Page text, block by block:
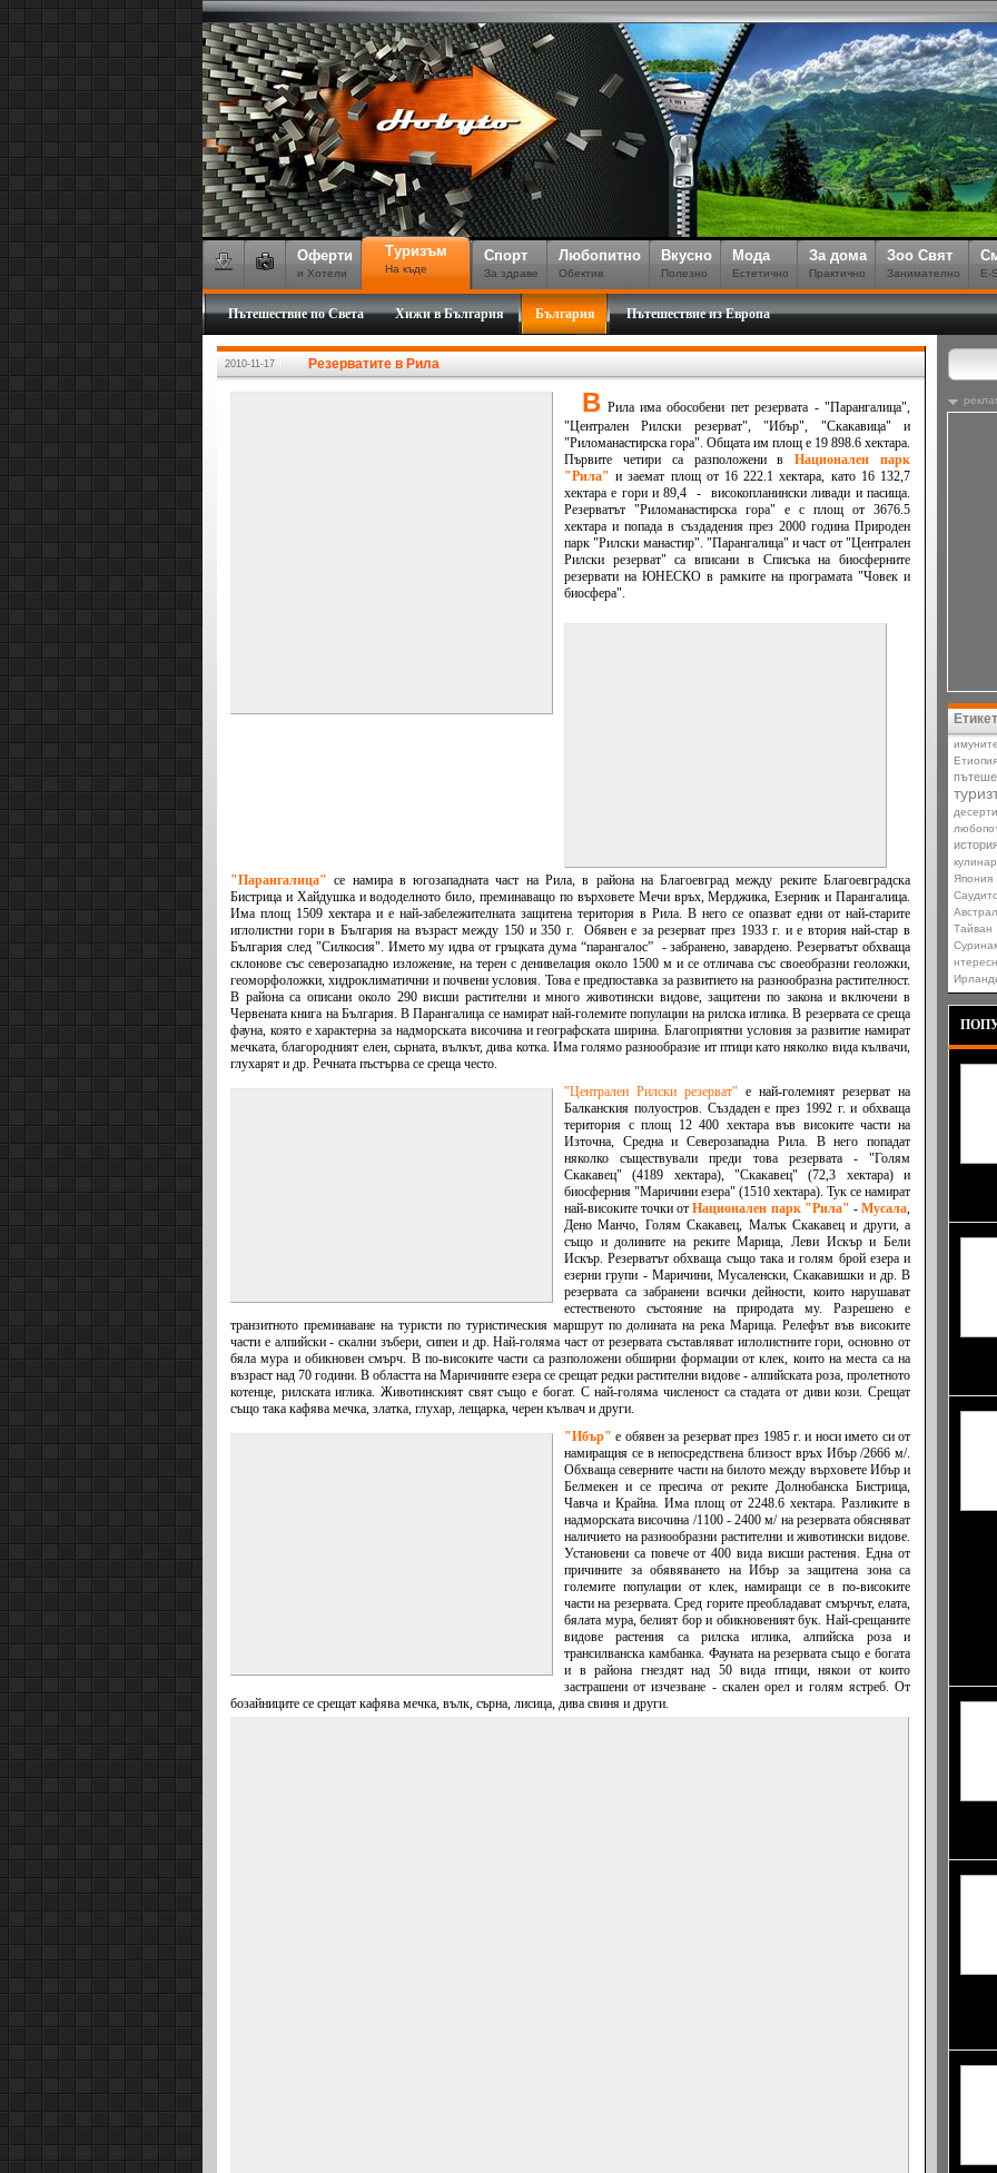
Оферти
и Хотели
Туризъм
На къде
Спорт
За здраве
Любопитно
Обектив
Вкусно
Полезно
Мода
Естетично
За дома
Практично
Зоо Свят
Занимателно E-
Пътешествие по Света Хижи в България България Пътешествие из Европа
2010-11-17 Резерватите в Рила
В Рилаима обособени пет резервата - "Парангалица",
"Централен Рилски резерват", "Ибър", "Скакавица" и
"Риломанастирска гора". Общата им площ е 19 898.6 хектара.
Първите четири са разположени в
Национален парк
"Рила" и заемат площ от 16 222.1 хектара, като 16 132,7
хектара е гори и 89,4 - високопланински ливади и пасища.
Резерватът "Риломанастирска гора" е с площ от 3676.5
хектара и попада в създадения през 2000 година Природен
парк "Рилски манастир". "Парангалица" и част от "Централен
Рилски резерват" са вписани в Списъка на биосферните
резервати на ЮНЕСКО в рамките на програмата "Човек и
биосфера".
"Парангалица" се намира в югозападната част на Рила, в района на Благоевград между реките Благоевградска
Бистрица и Хайдушка и вододелното било, преминаващо по върховете Мечи връх, Мерджика, Езерник и Парангалица.
Има площ 1509 хектара и е най-забележителната защитена територия в Рила. В него се опазват едни от най-старите
иглолистни гори в България на възраст между 150 и 350 г. Обявен е за резерват през 1933 г. и е втория най-стар в
България след "Силкосия". Името му идва от гръцката дума “парангалос” - забранено, завардено. Резерватът обхваща
склонове със северозападно изложение, на терен с денивелация около 1500 м и се отличава със своеобразни геоложки,
геоморфоложки, хидроклиматични и почвени условия. Това е предпоставка за развитието на разнообразна растителност.
В района са описани около 290 висши растителни и много животински видове, защитени по закона и включени в
Червената книга на България. В Парангалица се намират най-големите популации на рилска иглика. В резервата се среща
фауна, която е характерна за надморската височина и географската ширина. Благоприятни условия за развитие намират
мечката, благородният елен, сьрната, вълкът, дива котка. Има голямо разнообразие ит птици като няколко вида кълвачи,
глухарят и др. Речната пъстърва се среща често.
"Централен Рилски резерват" е най-големият резерват на
Балканския полуостров. Създаден е през 1992 г. и обхваща
територия с площ 12 400 хектара във високите части на
Източна, Средна и Северозападна Рила. В него попадат
няколко съществували преди това резервата - "Голям
Скакавец" (4189 хектара), "Скакавец" (72,3 хектара) и
биосферния "Маричини езера" (1510 хектара). Тук се намират
най-високите точки от Национален парк "Рила" -Мусала,
Дено Манчо, Голям Скакавец, Малък Скакавец и други, а
също и долините на реките Марица, Леви Искър и Бели
Искър. Резерватът обхваща също така и голям брой езера и
езерни групи - Маричини, Мусаленски, Скакавишки и др. В
резервата са забранени всички дейности, които нарушават
естественото състояние на природата му. Разрешено е
транзитното преминаване на туристи по туристическия маршрут по долината на река Марица. Релефът във високите
части е алпийски - скални зъбери, сипеи и др. Най-голяма част от резервата съставляват иглолистните гори, основно от
бяла мура и обикновен смърч. В по-високите части са разположени обширни формации от клек, които на места са на
възраст над 70 години. В областта на Маричините езера се срещат редки растителни видове - алпийската роза, пролетното
котенце, рилската иглика. Животинският свят също е богат. С най-голяма численост са стадата от диви кози. Срещат
също така кафява мечка, златка, глухар, лещарка, черен кълвач и други.
"Ибър" е обявен за резерват през 1985 г. и носи името си от
намиращия се в непосредствена близост връх Ибър /2666 м/.
Обхваща северните части на билото между върховете Ибър и
Белмекен и се пресича от реките Долнобанска Бистрица,
Чавча и Крайна. Има площ от 2248.6 хектара. Разликите в
надморската височина /1100 - 2400 м/ на резервата обясняват
наличието на разнообразни растителни и животински видове.
Установени са повече от 400 вида висши растения. Една от
причините за обявяването на Ибър за защитена зона са
големите популации от клек, намиращи се в по-високите
части на резервата. Сред горите преобладават смърчът, елата,
бялата мура, белият бор и обикновеният бук. Най-срещаните
видове растения са рилска иглика,
алпийска роза
и
трансилванска камбанка. Фауната на резервата също е богата
и в района гнездят над 50 вида птици, някои от които
застрашени от изчезване - скален орел и голям ястреб. От
бозайниците се срещат кафява мечка, вълк, сърна, лисица, дива свиня и други.
Етиопия
десерти
Япония
Тайван